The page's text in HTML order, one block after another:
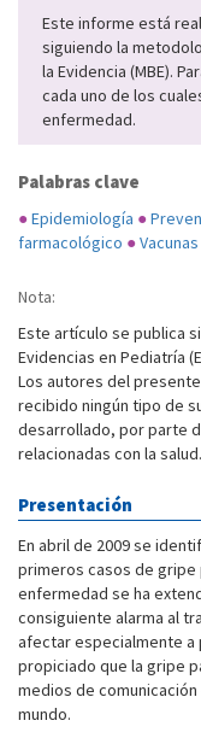
Este informe está
siguiendo la
la Evidencia (MBE).
cada uno de los
enfermedad.
Palabras clave
●Epidemiología ●
farmacológico ●Vacunas
Nota:
Este artículo se publica
Evidencias en Pediatría
Los autores del
recibido ningún tipo de
desarrollado, por parte
relacionadas con la salud.
Presentación
En abril de 2009 se
primeros casos de gripe
enfermedad se ha
consiguiente alarma al
afectar especialmente a
propiciado que la gripe
medios de
mundo.